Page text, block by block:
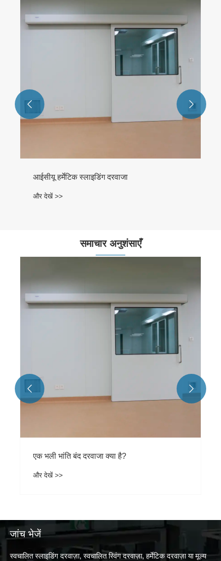
आईसीयू हर्मेटिक स्लाइडिंग दरवाजा
और देखें >>
 
समाचार अनुशंसाएँ
एक भली भांति बंद दरवाजा क्या है?
और देखें >>
 
जांच भेजें
स्वचालित स्लाइडिंग दरवाज़ा, स्वचालित स्विंग दरवाज़ा, हर्मेटिक दरवाज़ा या मूल्य